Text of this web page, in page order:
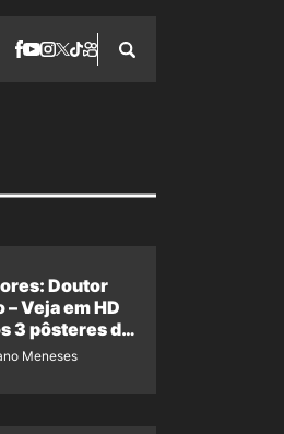
Doutor
– Veja em HD
3 pôsteres de
+ 1 imagem
Meneses